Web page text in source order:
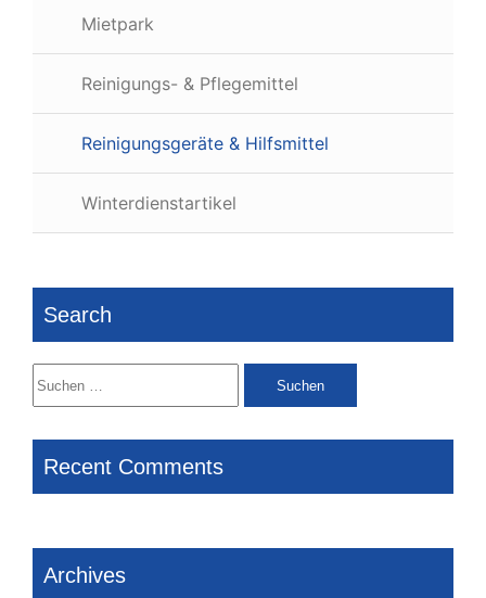
Mietpark
Reinigungs- & Pflegemittel
Reinigungsgeräte & Hilfsmittel
Winterdienstartikel
Search
Suchen
nach:
Recent Comments
Archives